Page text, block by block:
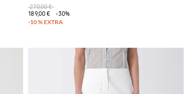
270,00 €
189,00 €
-30%